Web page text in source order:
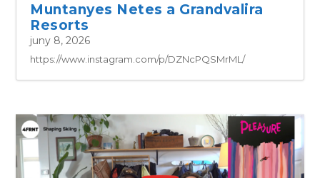
Muntanyes Netes a Grandvalira
Resorts
juny 8, 2026
https://www.instagram.com/p/DZNcPQSMrML/